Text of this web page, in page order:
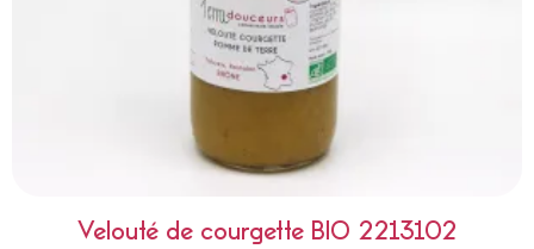
Velouté de courgette BIO 2213102